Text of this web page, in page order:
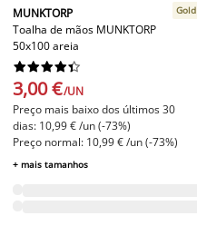
MUNKTORP
Toalha de mãos MUNKTORP
50x100 areia
Gold






3,00 €/UN
Preço mais baixo dos últimos 30
dias: 10,99 € /un (-73%)
Preço normal: 10,99 € /un (-73%)
+ mais tamanhos